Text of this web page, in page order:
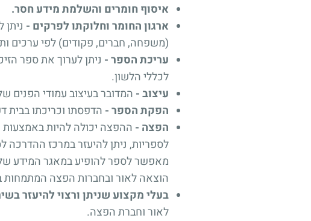
איסוף חומרים והשלמת מידע חסר.
ארגון החומר וחלוקתו לפרקים -
(משפחה, חברים, פקודים) לפי ערכים
עריכת הספר - ניתן לערוך את ספר
לכללי הלשון.
עיצוב - המדובר בעיצוב עמודי הפנים
הפקת הספר - הדפסתו וכריכתו בבית
הפצה - ההפצה יכולה להיות
לספריות, ניתן להיעזר במרכז
מאפשר לספר להופיע במאגר המידע
הוצאה לאור ובחברות הפצה המתמחות
בעלי מקצוע שניתן ורצוי להיעזר
לאור וחברת הפצה.